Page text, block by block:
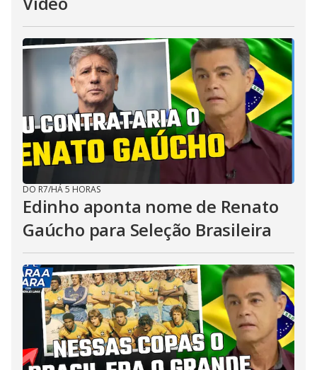
DO R7/HÁ 5 HORAS
Edinho aponta nome de Renato
Gaúcho para Seleção Brasileira